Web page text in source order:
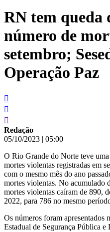
conteúdo
RN tem queda
número de
setembro;
Operação Paz
Redação
05/10/2023 | 05:00
O Rio Grande do Norte teve
mortes violentas registradas em
com o mesmo mês do ano
mortes violentas. No acumulado
mortes violentas caíram de 890,
2022, para 786 no mesmo
Os números foram apresentados
Estadual de Segurança Pública e